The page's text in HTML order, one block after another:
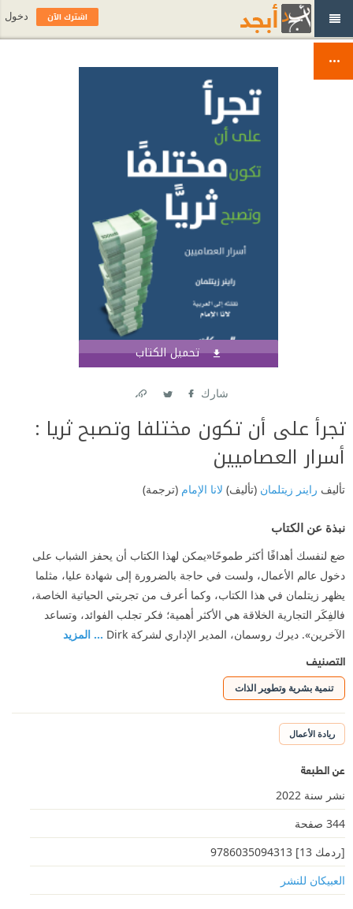
تحميل الكتاب
شارك
تجرأ على أن تكون مختلفا وتصبح ثريا :
أسرار العصاميين
تأليف راينر زيتلمان (تأليف) لانا الإمام (ترجمة)
نبذة عن الكتاب
ضع لنفسك أهدافًا أكثر طموحًا«يمكن لهذا الكتاب أن يحفز الشباب على
دخول عالم الأعمال، ولست في حاجة بالضرورة إلى شهادة عليا، مثلما
يظهر زيتلمان في هذا الكتاب، وكما أعرف من تجربتي الحياتية الخاصة،
فالفِكَر التجارية الخلاقة هي الأكثر أهمية؛ فكر تجلب الفوائد، وتساعد
الآخرين». ديرك روسمان، المدير الإداري لشركة Dirk
... المزيد
التصنيف
تنمية بشرية وتطوير الذات
ريادة الأعمال
عن الطبعة
نشر سنة 2022
344 صفحة
[ردمك 13] 9786035094313
العبيكان للنشر
اشترك الآن دخول